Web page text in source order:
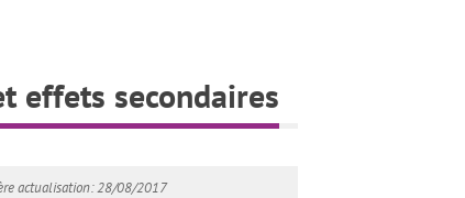
effets secondaires
actualisation: 28/08/2017